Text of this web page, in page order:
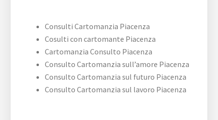
Consulti Cartomanzia Piacenza
Cosulti con cartomante Piacenza
Cartomanzia Consulto Piacenza
Consulto Cartomanzia sull’amore Piacenza
Consulto Cartomanzia sul futuro Piacenza
Consulto Cartomanzia sul lavoro Piacenza